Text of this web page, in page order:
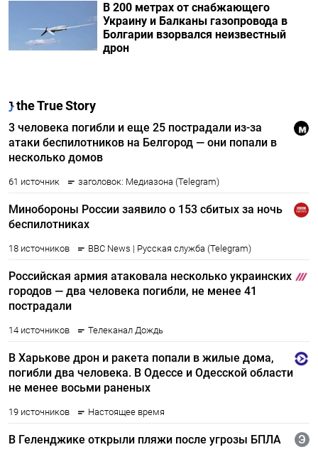
В 200 метрах от снабжающего
Украину и Балканы газопровода в
Болгарии взорвался неизвестный
дрон